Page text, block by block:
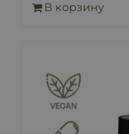
В корзину